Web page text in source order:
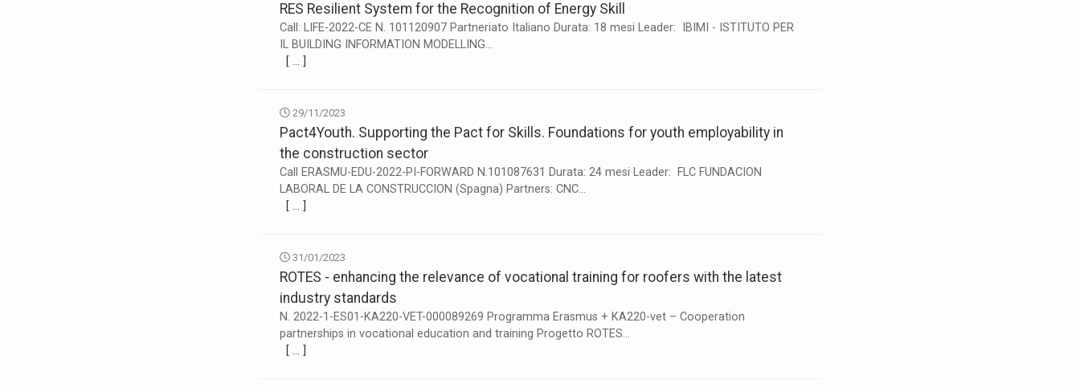
RES Resilient System for the Recognition of Energy Skill
Call: LIFE-2022-CE N. 101120907 Partneriato Italiano Durata: 18 mesi Leader: IBIMI - ISTITUTO PER
IL BUILDING INFORMATION MODELLING...
[ … ]
29/11/2023
Pact4Youth. Supporting the Pact for Skills. Foundations for youth employability in
the construction sector
Call ERASMU-EDU-2022-PI-FORWARD N.101087631 Durata: 24 mesi Leader: FLC FUNDACION
LABORAL DE LA CONSTRUCCION (Spagna) Partners: CNC...
[ … ]
31/01/2023
ROTES - enhancing the relevance of vocational training for roofers with the latest
industry standards
N. 2022-1-ES01-KA220-VET-000089269 Programma Erasmus + KA220-vet – Cooperation
partnerships in vocational education and training Progetto ROTES...
[ … ]